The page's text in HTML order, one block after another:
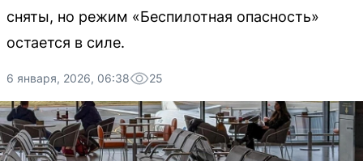
сняты, но режим «Беспилотная опасность»
остается в силе.
6 января, 2026, 06:38 25